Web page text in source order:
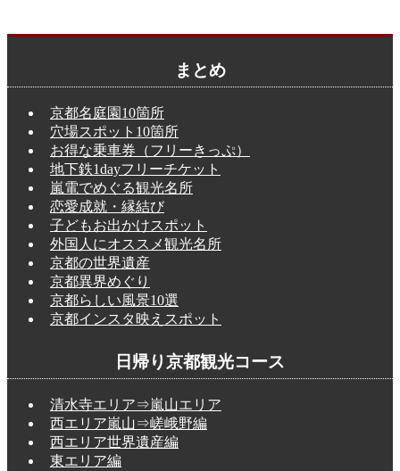
まとめ
京都名庭園10箇所
穴場スポット10箇所
お得な乗車券（フリーきっぷ）
地下鉄1dayフリーチケット
嵐電でめぐる観光名所
恋愛成就・縁結び
子どもお出かけスポット
外国人にオススメ観光名所
京都の世界遺産
京都異界めぐり
京都らしい風景10選
京都インスタ映えスポット
日帰り京都観光コース
清水寺エリア⇒嵐山エリア
西エリア嵐山⇒嵯峨野編
西エリア世界遺産編
東エリア編